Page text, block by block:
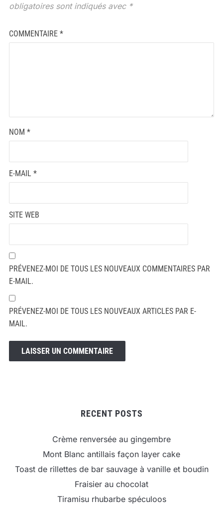
obligatoires sont indiqués avec *
COMMENTAIRE *
NOM *
E-MAIL *
SITE WEB
PRÉVENEZ-MOI DE TOUS LES NOUVEAUX COMMENTAIRES PAR
E-MAIL.
PRÉVENEZ-MOI DE TOUS LES NOUVEAUX ARTICLES PAR E-
MAIL.
RECENT POSTS
Crème renversée au gingembre
Mont Blanc antillais façon layer cake
Toast de rillettes de bar sauvage à vanille et boudin
Fraisier au chocolat
Tiramisu rhubarbe spéculoos